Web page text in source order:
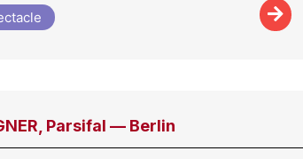
Parsifal — Berlin